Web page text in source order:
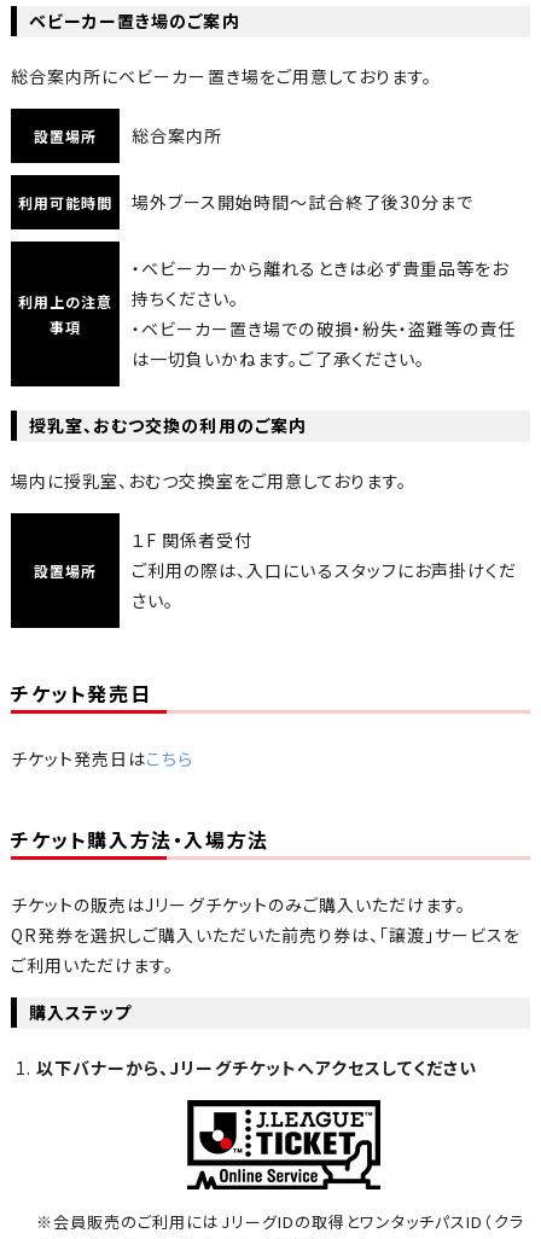
ベビーカー置き場のご案内
総合案内所にベビーカー置き場をご用意しております。
設置場所 総合案内所
利用可能時間 場外ブース開始時間～試合終了後30分まで
利用上の注意
事項
・ベビーカーから離れるときは必ず貴重品等をお
持ちください。
・ベビーカー置き場での破損・紛失・盗難等の責任
は一切負いかねます。ご了承ください。
授乳室、おむつ交換の利用のご案内
場内に授乳室、おむつ交換室をご用意しております。
設置場所
１F 関係者受付
ご利用の際は、入口にいるスタッフにお声掛けくだ
さい。
チケット発売日
チケット発売日はこちら
チケット購入方法・入場方法
チケットの販売はJリーグチケットのみご購入いただけます。
QR発券を選択しご購入いただいた前売り券は、「譲渡」サービスを
ご利用いただけます。
購入ステップ
以下バナーから、Jリーグチケットへアクセスしてください
※会員販売のご利用にはJリーグIDの取得とワンタッチパスID（クラ